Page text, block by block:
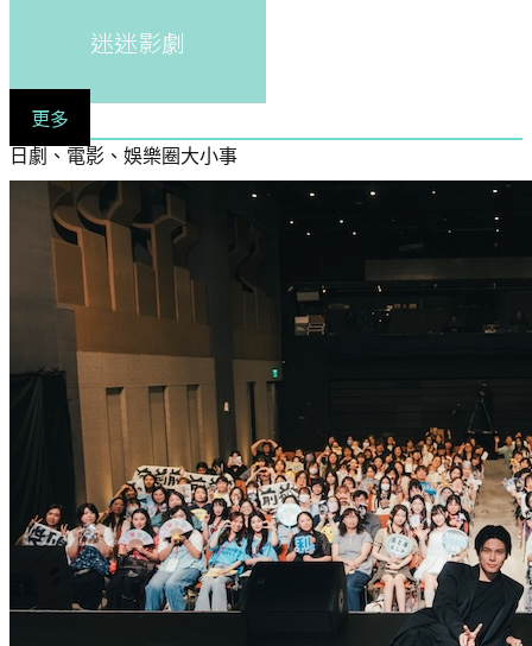
迷迷影劇
更多
日劇、電影、娛樂圈大小事